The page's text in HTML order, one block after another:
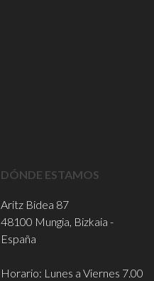
DÓNDE ESTAMOS
Aritz Bidea 87
48100 Mungia, Bizkaia -
España
Horario: Lunes a Viernes 7.00